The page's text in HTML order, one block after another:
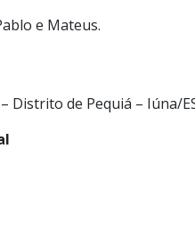
e Mateus.
Distrito de Pequiá – Iúna/